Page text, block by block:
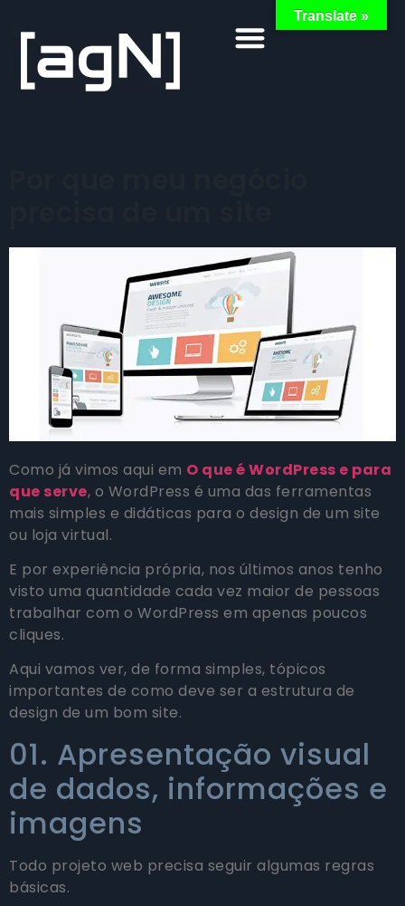
Como já vimos aqui em O que é WordPress e para
que serve, o WordPress é uma das ferramentas
mais simples e didáticas para o design de um site
ou loja virtual.
E por experiência própria, nos últimos anos tenho
visto uma quantidade cada vez maior de pessoas
trabalhar com o WordPress em apenas poucos
cliques.
Aqui vamos ver, de forma simples, tópicos
importantes de como deve ser a estrutura de
design de um bom site.
01. Apresentação visual
de dados, informações e
imagens
Todo projeto web precisa seguir algumas regras
básicas.
Translate »